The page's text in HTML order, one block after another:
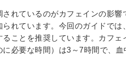
されているのがカフェインの影
られています。今回のガイドで
ることを推奨しています。カフ
に必要な時間）は3～7時間で、